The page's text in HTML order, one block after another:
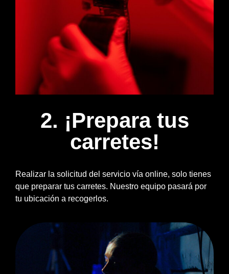
2. ¡Prepara tus
carretes!
Realizar la solicitud del servicio vía online, solo tienes
que preparar tus carretes. Nuestro equipo pasará por
tu ubicación a recogerlos.